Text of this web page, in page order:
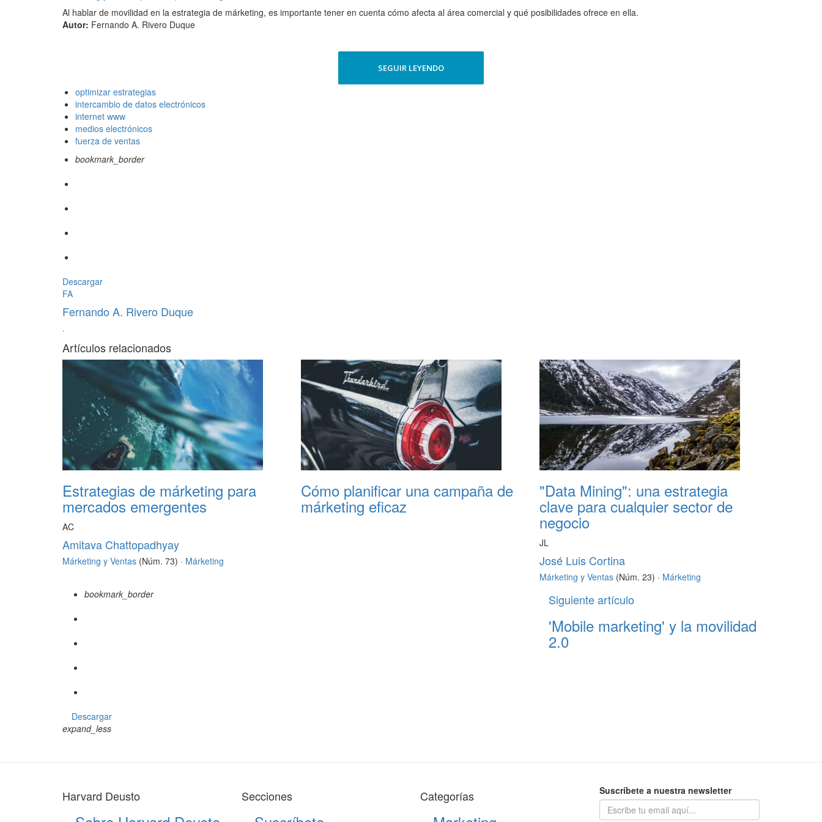
Al hablar de movilidad en la estrategia de márketing, es importante tener en cuenta cómo afecta al área comercial y qué posibilidades ofrece en ella.
Autor: Fernando A. Rivero Duque
SEGUIR LEYENDO
optimizar estrategias
intercambio de datos electrónicos
internet www
medios electrónicos
fuerza de ventas
bookmark_border
Descargar
FA
Fernando A. Rivero Duque
·
Artículos relacionados
Estrategias de márketing para
mercados emergentes
AC
Amitava Chattopadhyay
Márketing y Ventas (Núm. 73) · Márketing
Cómo planificar una campaña de
márketing eficaz
"Data Mining": una estrategia
clave para cualquier sector de
negocio
JL
José Luis Cortina
Márketing y Ventas (Núm. 23) · Márketing
bookmark_border
Descargar
Siguiente artículo
'Mobile marketing' y la movilidad
2.0
expand_less
Harvard Deusto Secciones Categorías Suscríbete a nuestra newsletter